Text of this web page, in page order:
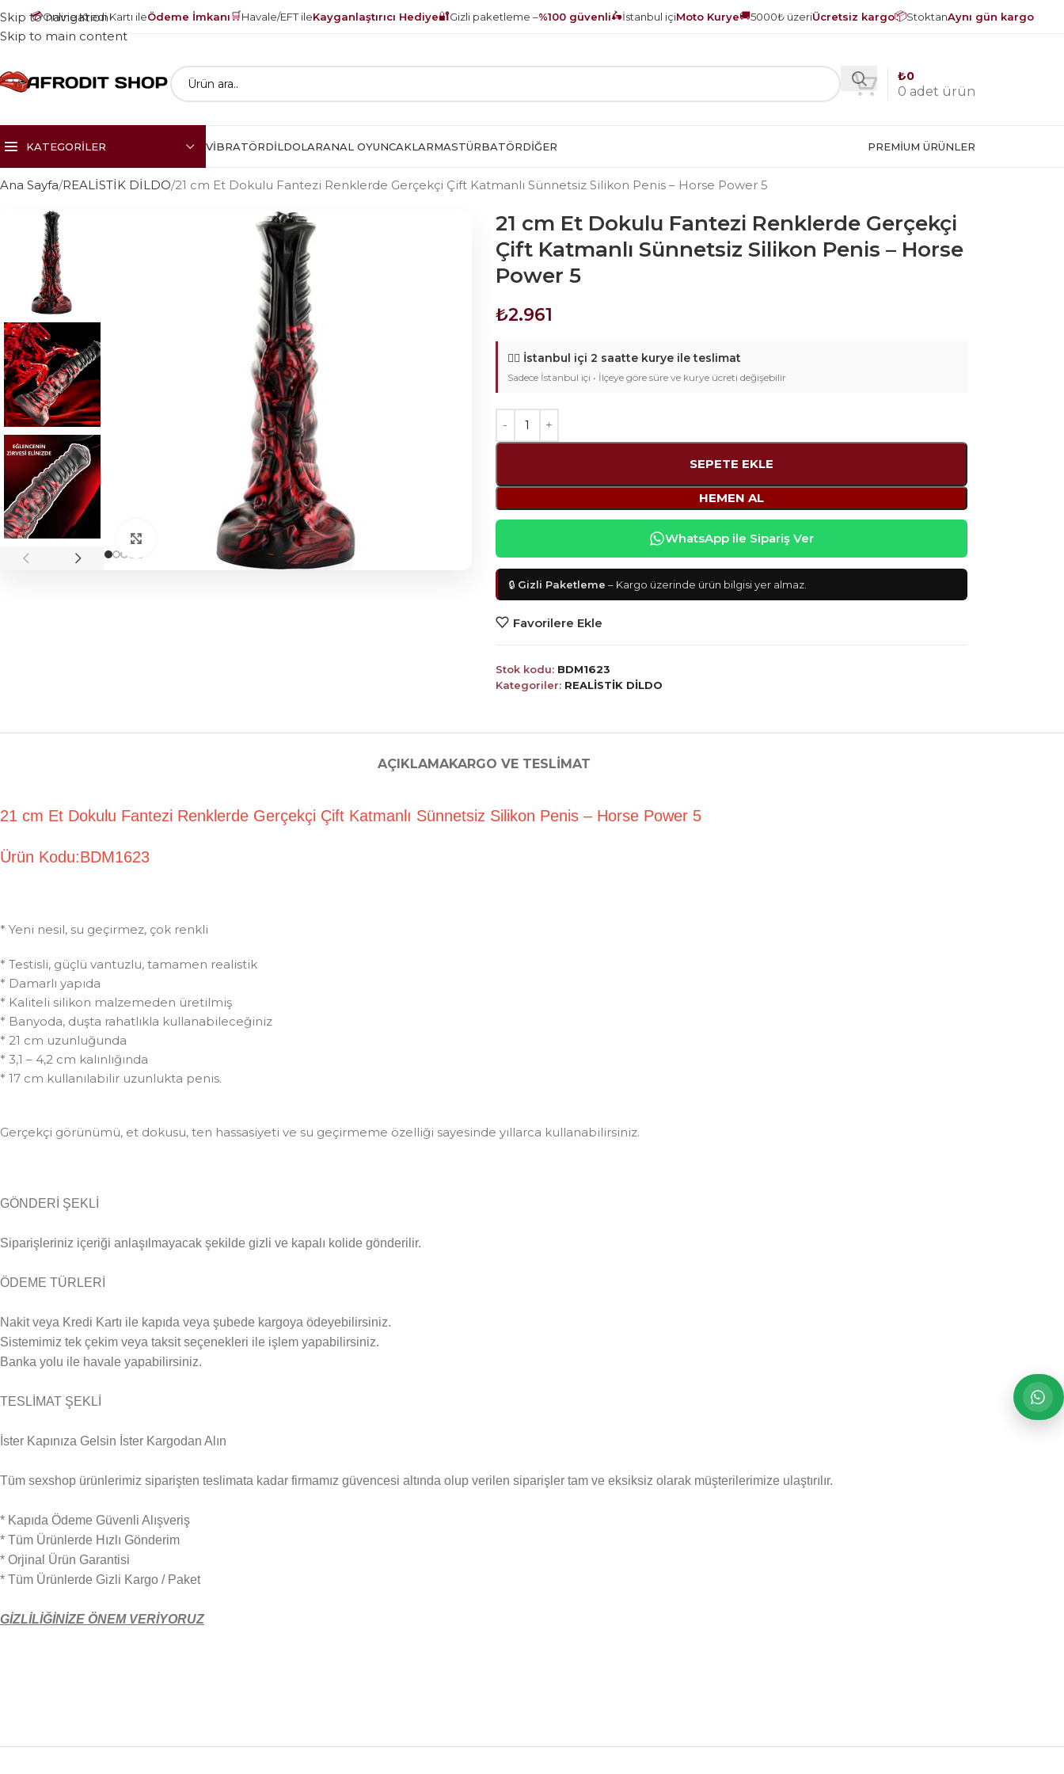
💳Online Kredi Kartı ileÖdeme İmkanı🛒Havale/EFT ileKayganlaştırıcı Hediye🔐Gizli paketleme –%100 güvenli🛵İstanbul içiMoto Kurye🚚5000₺ üzeriÜcretsiz kargo📦StoktanAynı gün kargo
Skip to navigation
Skip to main content
0 adet ürün
₺0
KATEGORILER VIBRATÖRDILDOLARANAL OYUNCAKLARMASTÜRBATÖRDIĞER PREMIUM ÜRÜNLER
Ana Sayfa REALİSTİK DİLDO 21 cm Et Dokulu Fantezi Renklerde Gerçekçi Çift Katmanlı Sünnetsiz Silikon Penis – Horse Power 5
Click to enlarge
21 cm Et Dokulu Fantezi Renklerde Gerçekçi
Çift Katmanlı Sünnetsiz Silikon Penis – Horse
Power 5
₺2.961
🚴‍♂️ İstanbul içi 2 saatte kurye ile teslimat
Sadece İstanbul içi • İlçeye göre süre ve kurye ücreti değişebilir
SEPETE EKLE
HEMEN AL
WhatsApp ile Sipariş Ver
🔒 Gizli Paketleme – Kargo üzerinde ürün bilgisi yer almaz.
Favorilere Ekle
Stok kodu: BDM1623
Kategoriler: REALİSTİK DİLDO
AÇIKLAMAKARGO VE TESLIMAT
21 cm Et Dokulu Fantezi Renklerde Gerçekçi Çift Katmanlı Sünnetsiz Silikon Penis – Horse Power 5
Ürün Kodu:BDM1623
* Yeni nesil, su geçirmez, çok renkli
* Testisli, güçlü vantuzlu, tamamen realistik
* Damarlı yapıda
* Kaliteli silikon malzemeden üretilmiş
* Banyoda, duşta rahatlıkla kullanabileceğiniz
* 21 cm uzunluğunda
* 3,1 – 4,2 cm kalınlığında
* 17 cm kullanılabilir uzunlukta penis.
Gerçekçi görünümü, et dokusu, ten hassasiyeti ve su geçirmeme özelliği sayesinde yıllarca kullanabilirsiniz.
GÖNDERİ ŞEKLİ
Siparişleriniz içeriği anlaşılmayacak şekilde gizli ve kapalı kolide gönderilir.
ÖDEME TÜRLERİ
Nakit veya Kredi Kartı ile kapıda veya şubede kargoya ödeyebilirsiniz.
Sistemimiz tek çekim veya taksit seçenekleri ile işlem yapabilirsiniz.
Banka yolu ile havale yapabilirsiniz.
TESLİMAT ŞEKLİ
İster Kapınıza Gelsin İster Kargodan Alın
Tüm sexshop ürünlerimiz siparişten teslimata kadar firmamız güvencesi altında olup verilen siparişler tam ve eksiksiz olarak müşterilerimize ulaştırılır.
* Kapıda Ödeme Güvenli Alışveriş
* Tüm Ürünlerde Hızlı Gönderim
* Orjinal Ürün Garantisi
* Tüm Ürünlerde Gizli Kargo / Paket
GİZLİLİĞİNİZE ÖNEM VERİYORUZ